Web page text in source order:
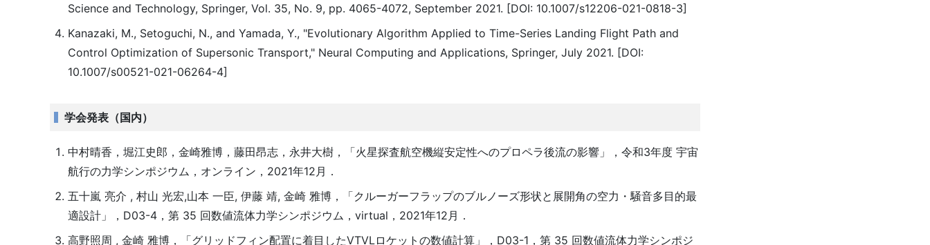
Science and Technology, Springer, Vol. 35, No. 9, pp. 4065-4072, September 2021. [DOI: 10.1007/s12206-021-0818-3]
Kanazaki, M., Setoguchi, N., and Yamada, Y., "Evolutionary Algorithm Applied to Time-Series Landing Flight Path and
Control Optimization of Supersonic Transport," Neural Computing and Applications, Springer, July 2021. [DOI:
10.1007/s00521-021-06264-4]
学会発表（国内）
中村晴香，堀江史郎，金崎雅博，藤田昂志，永井大樹，「火星探査航空機縦安定性へのプロペラ後流の影響」，令和3年度 宇宙
航行の力学シンポジウム，オンライン，2021年12月．
五十嵐 亮介 , 村山 光宏,山本 一臣, 伊藤 靖, 金崎 雅博，「クルーガーフラップのブルノーズ形状と展開角の空力・騒音多目的最
適設計」，D03-4，第 35 回数値流体力学シンポジウム，virtual，2021年12月．
高野照周 , 金崎 雅博，「グリッドフィン配置に着目したVTVLロケットの数値計算」，D03-1，第 35 回数値流体力学シンポジ